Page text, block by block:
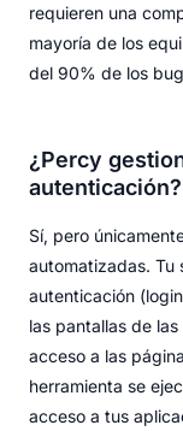
requieren una
mayoría de los
del 90% de los
¿Percy
autenticación?
Sí, pero
automatizadas. Tu
autenticación
las pantallas de
acceso a las
herramienta se
acceso a tus